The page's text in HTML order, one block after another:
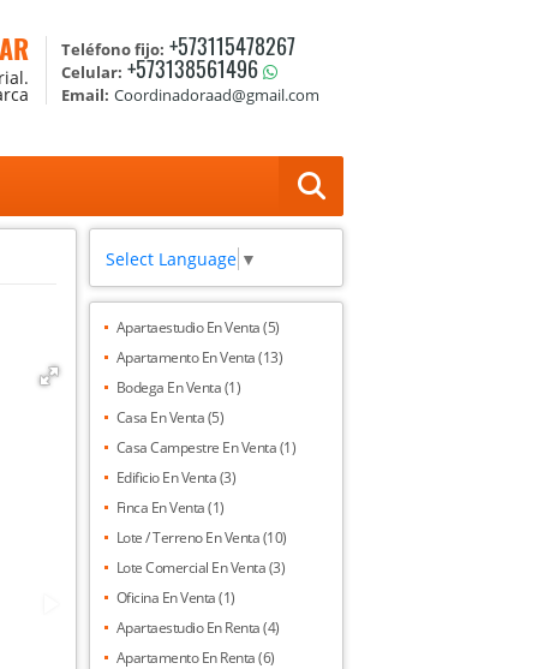
Teléfono fijo: +573115478267
Celular: +573138561496
Email: Coordinadoraad@gmail.com
Select Language ▼
Apartaestudio En Venta (5)
Apartamento En Venta (13)
Bodega En Venta (1)
Casa En Venta (5)
Casa Campestre En Venta (1)
Edificio En Venta (3)
Finca En Venta (1)
Lote / Terreno En Venta (10)
Lote Comercial En Venta (3)
Oficina En Venta (1)
Apartaestudio En Renta (4)
Apartamento En Renta (6)